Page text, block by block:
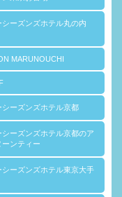
シーズンズホテル丸の内
MARUNOUCHI
シーズンズホテル京都
シーズンズホテル京都のア
ーンティー
シーズンズホテル東京大手